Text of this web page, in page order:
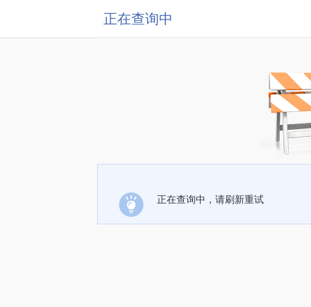
正在查询中
正在查询中，请刷新重试